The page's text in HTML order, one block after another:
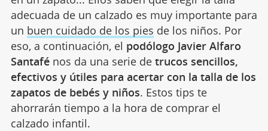
adecuada de un calzado es muy importante para
un buen cuidado de los pies de los niños. Por
eso, a continuación, el podólogo Javier Alfaro
Santafénos da una serie de trucos sencillos,
efectivos y útiles para acertar con la talla de los
zapatos de bebés y niños. Estos tips te
ahorrarán tiempo a la hora de comprar el
calzado infantil.